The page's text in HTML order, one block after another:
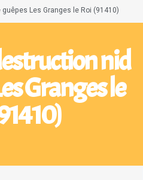
Les Granges le Roi (91410)
nid
Granges le